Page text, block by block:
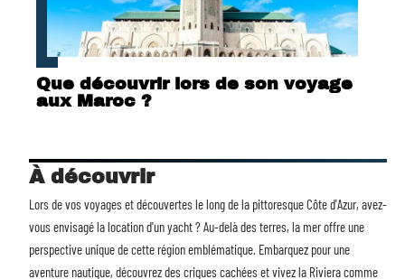
Que découvrir lors de son voyage
aux Maroc ?
À découvrir
Lors de vos voyages et découvertes le long de la pittoresque Côte d'Azur, avez-
vous envisagé lalocation d'un yacht? Au-delà des terres, la mer offre une
perspective unique de cette région emblématique. Embarquez pour une
aventure nautique, découvrez des criques cachées et vivez la Riviera comme